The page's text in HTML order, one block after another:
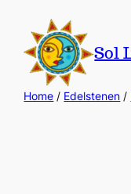
Sol
Home / Edelstenen /